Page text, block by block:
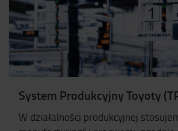
System Produkcyjny Toyoty
W działalności produkcyjnej